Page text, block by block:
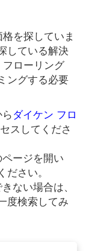
を探していま
している解決
ローリング
ングする必要
ダイケン フロ
スしてくださ
ージを開い
さい。
ない場合は、
度検索してみ